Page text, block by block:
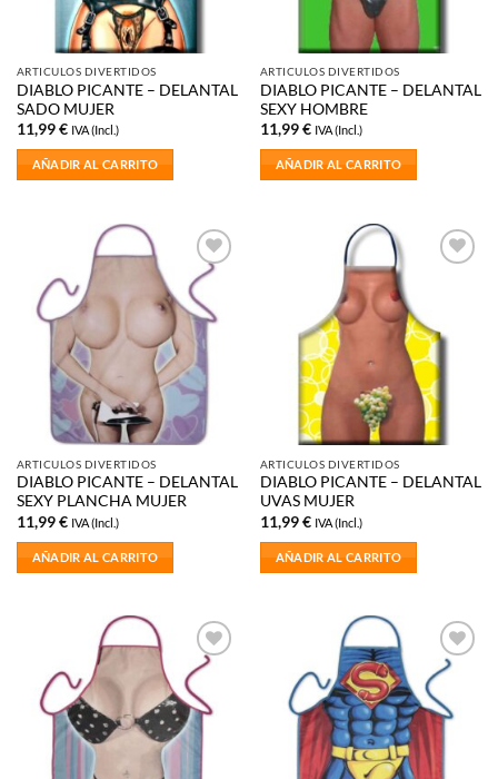
ARTICULOS DIVERTIDOS
DIABLO PICANTE – DELANTAL
SADO MUJER
11,99€ IVA (Incl.)
AÑADIR AL CARRITO
ARTICULOS DIVERTIDOS
DIABLO PICANTE – DELANTAL
SEXY HOMBRE
11,99€ IVA (Incl.)
AÑADIR AL CARRITO
Añadir
lista de
deseos
ARTICULOS DIVERTIDOS
DIABLO PICANTE – DELANTAL
SEXY PLANCHA MUJER
11,99€ IVA (Incl.)
AÑADIR AL CARRITO
deseos
ARTICULOS DIVERTIDOS
DIABLO PICANTE – DELANTAL
UVAS MUJER
11,99€ IVA (Incl.)
AÑADIR AL CARRITO
Añadir
lista de
deseos
Añadir
lista de
deseos